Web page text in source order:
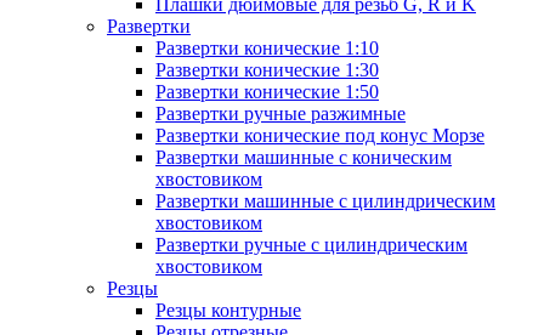
Плашки дюймовые для резьб G, R и K
Развертки
Развертки конические 1:10
Развертки конические 1:30
Развертки конические 1:50
Развертки ручные разжимные
Развертки конические под конус Морзе
Развертки машинные с коническим
хвостовиком
Развертки машинные с цилиндрическим
хвостовиком
Развертки ручные с цилиндрическим
хвостовиком
Резцы
Резцы контурные